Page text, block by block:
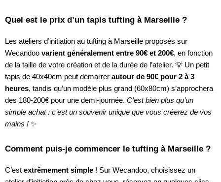
Quel est le prix d’un tapis tufting à Marseille ?
Les ateliers d’initiation au tufting à Marseille proposés sur
Wecandoo varient généralement entre 90€ et 200€, en fonction
de la taille de votre création et de la durée de l’atelier. 💡 Un petit
tapis de 40x40cm peut démarrer autour de 90€ pour 2 à 3
heures, tandis qu’un modèle plus grand (60x80cm) s’approchera
des 180-200€ pour une demi-journée. C’est bien plus qu’un
simple achat : c’est un souvenir unique que vous créerez de vos
mains ! ✨
Comment puis-je commencer le tufting à Marseille ?
C’est extrêmement simple ! Sur Wecandoo, choisissez un